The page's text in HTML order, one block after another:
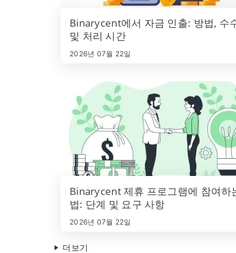
Binarycent에서 자금 인출: 방법, 수
및 처리 시간
2026년 07월 22일
Binarycent 제휴 프로그램에 참여하
법: 단계 및 요구 사항
2026년 07월 22일
더보기